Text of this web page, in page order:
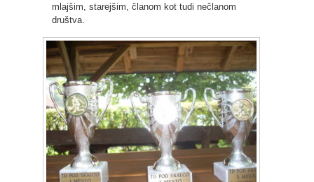
mlajšim, starejšim, članom kot tudi nečlanom
društva.